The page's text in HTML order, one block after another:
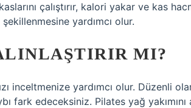
çalıştırır, kalori yakar ve kas
yardımcı olur.
MI?
inceltmenize yardımcı olur. Düzenli
edeceksiniz. Pilates yağ yakımını